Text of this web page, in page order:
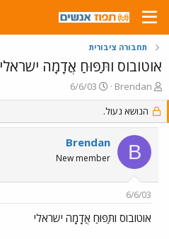
תחבורה ציבורית
אוטובוס ותַּפּוּחַ אֲדָמָה ישראלי
פ
ו
ת
ח
נ
Brendan
פ
ו
ס
ם
ב
ת
ך
6/6/03
הנושא נעול.
B
Brendan
New member
6/6/03
אוטובוס ותַּפּוּחַ אֲדָמָה ישראלי